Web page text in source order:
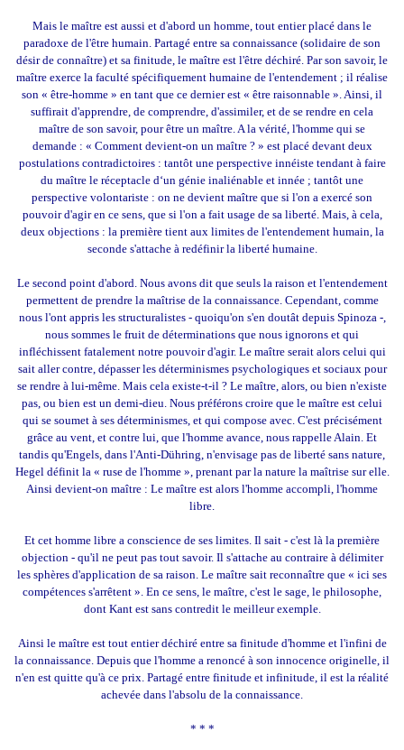
Mais le maître est aussi et d'abord un homme, tout entier placé dans le
paradoxe de l'être humain. Partagé entre sa connaissance (solidaire de son
désir de connaître) et sa finitude, le maître est l'être déchiré. Par son savoir, le
maître exerce la faculté spécifiquement humaine de l'entendement ; il réalise
son « être-homme » en tant que ce dernier est « être raisonnable ». Ainsi, il
suffirait d'apprendre, de comprendre, d'assimiler, et de se rendre en cela
maître de son savoir, pour être un maître. A la vérité, l'homme qui se
demande : « Comment devient-on un maître ? » est placé devant deux
postulations contradictoires : tantôt une perspective innéiste tendant à faire
du maître le réceptacle d‘un génie inaliénable et innée ; tantôt une
perspective volontariste : on ne devient maître que si l'on a exercé son
pouvoir d'agir en ce sens, que si l'on a fait usage de sa liberté. Mais, à cela,
deux objections : la première tient aux limites de l'entendement humain, la
seconde s'attache à redéfinir la liberté humaine.
Le second point d'abord. Nous avons dit que seuls la raison et l'entendement
permettent de prendre la maîtrise de la connaissance. Cependant, comme
nous l'ont appris les structuralistes - quoiqu'on s'en doutât depuis Spinoza -,
nous sommes le fruit de déterminations que nous ignorons et qui
infléchissent fatalement notre pouvoir d'agir. Le maître serait alors celui qui
sait aller contre, dépasser les déterminismes psychologiques et sociaux pour
se rendre à lui-même. Mais cela existe-t-il ? Le maître, alors, ou bien n'existe
pas, ou bien est un demi-dieu. Nous préférons croire que le maître est celui
qui se soumet à ses déterminismes, et qui compose avec. C'est précisément
grâce au vent, et contre lui, que l'homme avance, nous rappelle Alain. Et
tandis qu'Engels, dans l'Anti-Dühring, n'envisage pas de liberté sans nature,
Hegel définit la « ruse de l'homme », prenant par la nature la maîtrise sur elle.
Ainsi devient-on maître : Le maître est alors l'homme accompli, l'homme
libre.
Et cet homme libre a conscience de ses limites. Il sait - c'est là la première
objection - qu'il ne peut pas tout savoir. Il s'attache au contraire à délimiter
les sphères d'application de sa raison. Le maître sait reconnaître que « ici ses
compétences s'arrêtent ». En ce sens, le maître, c'est le sage, le philosophe,
dont Kant est sans contredit le meilleur exemple.
Ainsi le maître est tout entier déchiré entre sa finitude d'homme et l'infini de
la connaissance. Depuis que l'homme a renoncé à son innocence originelle, il
n'en est quitte qu'à ce prix. Partagé entre finitude et infinitude, il est la réalité
achevée dans l'absolu de la connaissance.
* * *